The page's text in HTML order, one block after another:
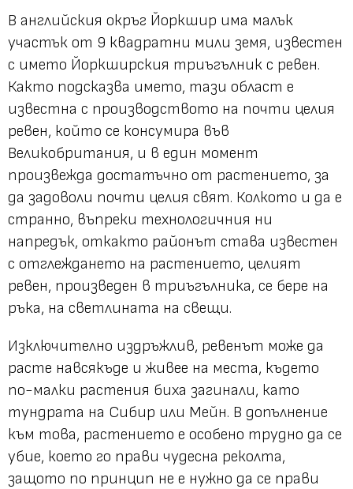
В английския окръг Йоркшир има малък
участък от 9 квадратни мили земя, известен
с името Йоркширския триъгълник с ревен.
Както подсказва името, тази област е
известна с производството на почти целия
ревен, който се консумира във
Великобритания, и в един момент
произвежда достатъчно от растението, за
да задоволи почти целия свят. Колкото и да е
странно, въпреки технологичния ни
напредък, откакто районът става известен
с отглеждането на растението, целият
ревен, произведен в триъгълника, се бере на
ръка, на светлината на свещи.
Изключително издръжлив, ревенът може да
расте навсякъде и живее на места, където
по-малки растения биха загинали, като
тундрата на Сибир или Мейн. В допълнение
към това, растението е особено трудно да се
убие, което го прави чудесна реколта,
защото по принцип не е нужно да се прави